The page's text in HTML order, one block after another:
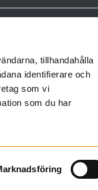
tillhandahålla
identifierare och
som vi
som du har
AB
som leverantör